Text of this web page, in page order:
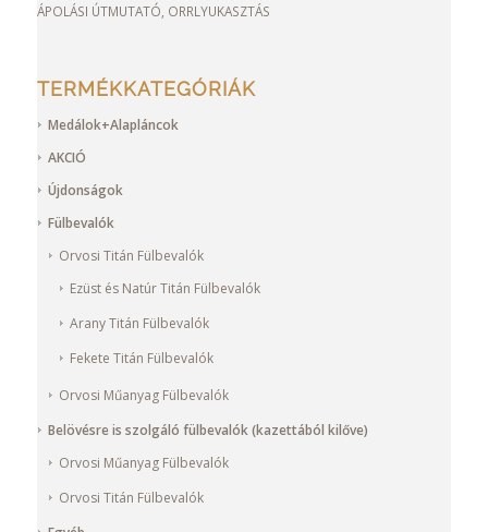
ÁPOLÁSI ÚTMUTATÓ, ORRLYUKASZTÁS
TERMÉKKATEGÓRIÁK
Medálok+Alapláncok
AKCIÓ
Újdonságok
Fülbevalók
Orvosi Titán Fülbevalók
Ezüst és Natúr Titán Fülbevalók
Arany Titán Fülbevalók
Fekete Titán Fülbevalók
Orvosi Műanyag Fülbevalók
Belövésre is szolgáló fülbevalók (kazettából kilőve)
Orvosi Műanyag Fülbevalók
Orvosi Titán Fülbevalók